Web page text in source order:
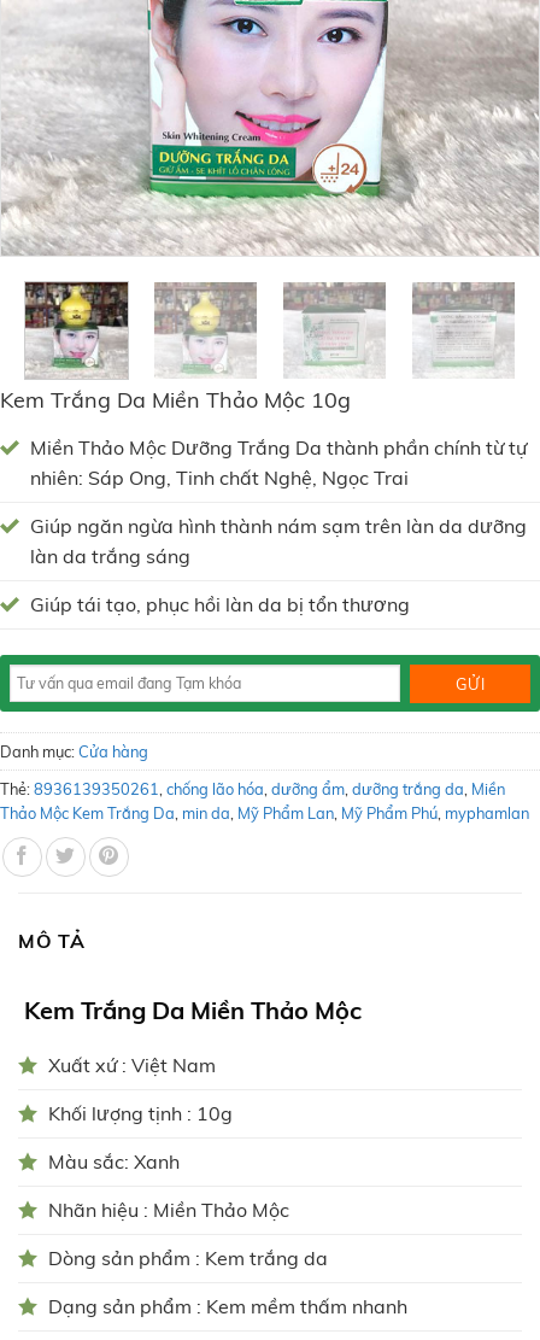
Kem Trắng Da Miền Thảo Mộc 10g
Miền Thảo Mộc Dưỡng Trắng Da thành phần chính từ tự
nhiên: Sáp Ong, Tinh chất Nghệ, Ngọc Trai
Giúp ngăn ngừa hình thành nám sạm trên làn da dưỡng
làn da trắng sáng
Giúp tái tạo, phục hồi làn da bị tổn thương
Danh mục:Cửa hàng
Thẻ:8936139350261 chống lão hóa dưỡng ẩm dưỡng trắng da Miền
Thảo Mộc Kem Trắng Da min da Mỹ Phẩm Lan Mỹ Phẩm Phú myphamlan
MÔ TẢ
Kem Trắng Da Miền Thảo Mộc
Xuất xứ : Việt Nam
Khối lượng tịnh : 10g
Màu sắc: Xanh
Nhãn hiệu : Miền Thảo Mộc
Dòng sản phẩm : Kem trắng da
Dạng sản phẩm : Kem mềm thấm nhanh